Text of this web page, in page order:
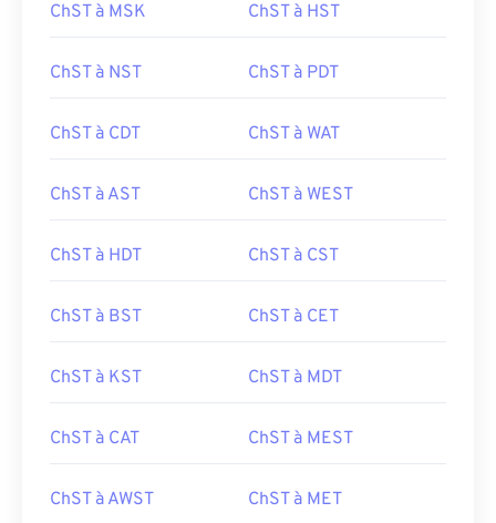
ChST à MSK ChST à HST
ChST à NST ChST à PDT
ChST à CDT ChST à WAT
ChST à AST ChST à WEST
ChST à HDT ChST à CST
ChST à BST ChST à CET
ChST à KST ChST à MDT
ChST à CAT ChST à MEST
ChST à AWST ChST à MET